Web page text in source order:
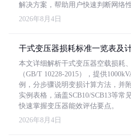
解决方案，帮助用户快速判断网络
2026年8月4日
干式变压器损耗标准一览表及
本文详细解析干式变压器空载损耗
（GB/T 10228-2015），提供
例，分步骤说明变损计算方法，并
实例表格，涵盖SCB10/SCB13等常
快速掌握变压器能效评估要点。
2026年8月4日